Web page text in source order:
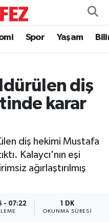
Spor Yaşam
diş
karar
diş hekimi Mustafa
Kalaycı'nın eşi
ağırlaştırılmış
- 07:22 1 DK
OKUNMA SÜRESI
Fikstür